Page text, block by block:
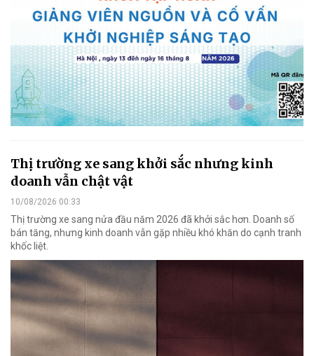
Thị trường xe sang khởi sắc nhưng kinh
doanh vẫn chật vật
10/08/2026 00:33
Thị trường xe sang nửa đầu năm 2026 đã khởi sắc hơn. Doanh số
bán tăng, nhưng kinh doanh vẫn gặp nhiều khó khăn do cạnh tranh
khốc liệt.